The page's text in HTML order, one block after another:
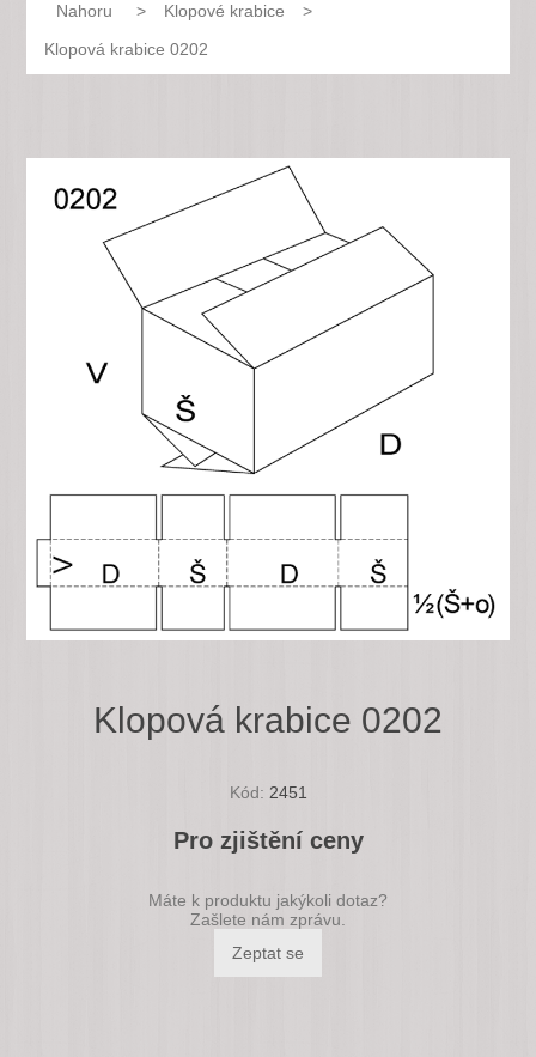
Nahoru > Klopové krabice
>
Klopová krabice 0202
Klopová krabice 0202
Kód: 2451
Pro zjištění ceny
Máte k produktu jakýkoli dotaz?
Zašlete nám zprávu.